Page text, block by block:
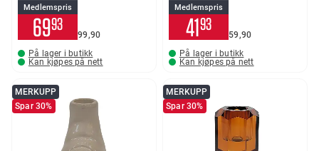
Medlemspris
6993
99 90
På lager i butikk
Kan kjøpes på nett
Medlemspris
4193
59 90
På lager i butikk
Kan kjøpes på nett
MERKUPP
Spar 30%
MERKUPP
Spar 30%